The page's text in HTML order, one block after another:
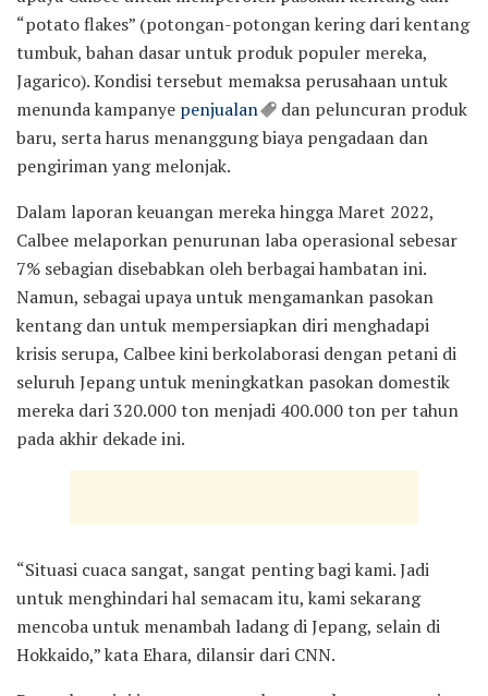
“potato flakes” (potongan-potongan kering dari kentang
tumbuk, bahan dasar untuk produk populer mereka,
Jagarico). Kondisi tersebut memaksa perusahaan untuk
menunda kampanye penjualan
dan peluncuran produk
baru, serta harus menanggung biaya pengadaan dan
pengiriman yang melonjak.
Dalam laporan keuangan mereka hingga Maret 2022,
Calbee melaporkan penurunan laba operasional sebesar
7% sebagian disebabkan oleh berbagai hambatan ini.
Namun, sebagai upaya untuk mengamankan pasokan
kentang dan untuk mempersiapkan diri menghadapi
krisis serupa, Calbee kini berkolaborasi dengan petani di
seluruh Jepang untuk meningkatkan pasokan domestik
mereka dari 320.000 ton menjadi 400.000 ton per tahun
pada akhir dekade ini.
“Situasi cuaca sangat, sangat penting bagi kami. Jadi
untuk menghindari hal semacam itu, kami sekarang
mencoba untuk menambah ladang di Jepang, selain di
Hokkaido,” kata Ehara, dilansir dari CNN.